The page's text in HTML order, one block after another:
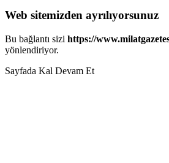
Web sitemizden ayrılıyorsunuz
Bu bağlantı sizi https://
yönlendiriyor.
Sayfada Kal Devam Et